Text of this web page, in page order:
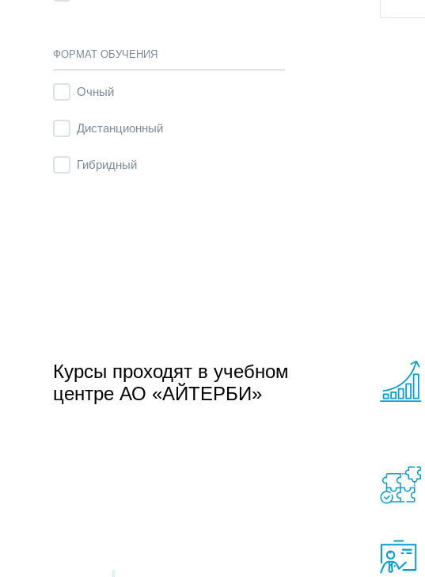
ФОРМАТ ОБУЧЕНИЯ
Очный
Дистанционный
Гибридный
Курсы проходят в учебном
центре АО «АЙТЕРБИ»